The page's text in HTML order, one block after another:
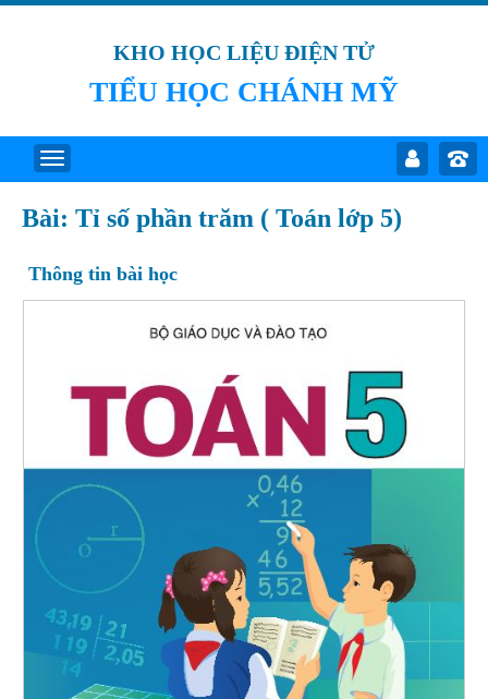
KHO HỌC LIỆU ĐIỆN TỬ
TIỂU HỌC CHÁNH MỸ
Bài: Tỉ số phần trăm ( Toán lớp 5)
Thông tin bài học